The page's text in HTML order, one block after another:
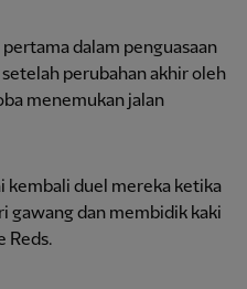
dalam penguasaan
perubahan akhir oleh
menemukan jalan
kembali duel mereka ketika
gawang dan membidik kaki
Reds.